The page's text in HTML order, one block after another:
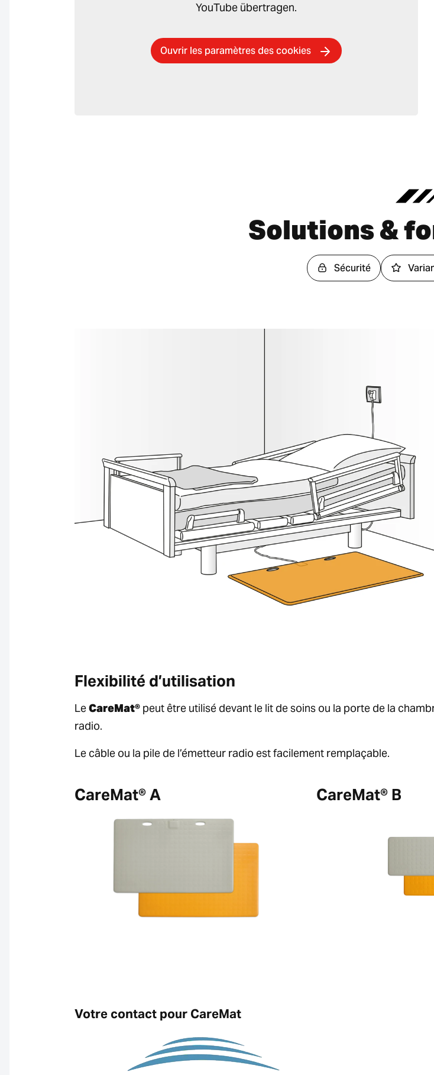
YouTube übertragen.
Ouvrir les paramètres des cookies
Solutions &
Sécurité
Flexibilité d’utilisation
LeCareMat® peut être utilisé devant le lit de soins ou la porte de la
radio.
Le câble ou la pile de l’émetteur radio est facilement remplaçable.
CareMat® A CareMat® B
Votre contact pour CareMat